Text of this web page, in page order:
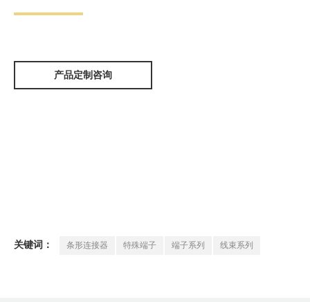
产品定制咨询
关键词： 条形连接器 特殊端子 端子系列 线束系列